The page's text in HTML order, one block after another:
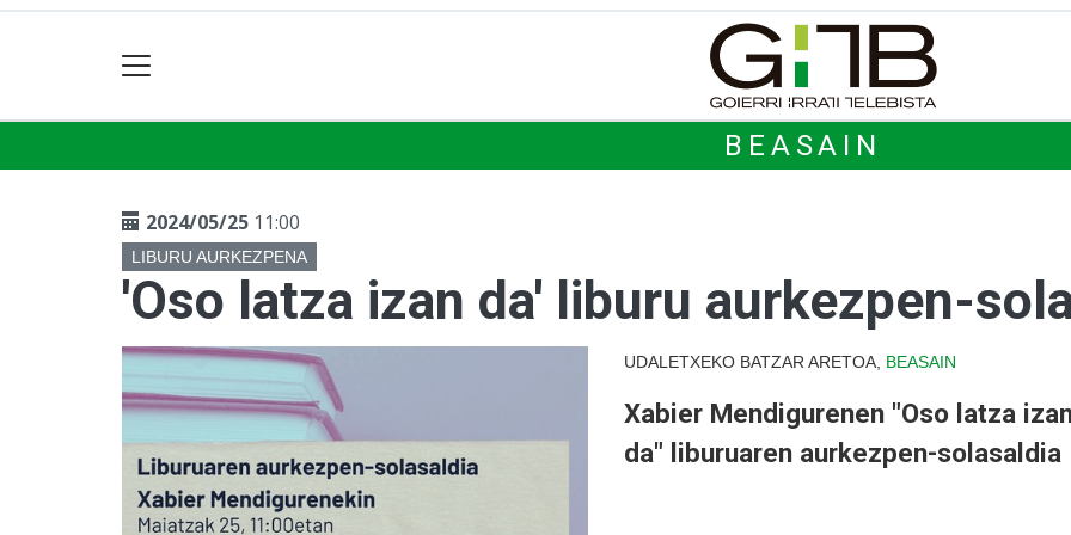
BEASAIN
2024/05/25 11:00
LIBURU AURKEZPENA
'Oso latza izan da' liburu aurkezpen-
UDALETXEKO BATZAR ARETOA, BEASAIN
Xabier Mendigurenen "Oso latza
da" liburuaren aurkezpen-solasaldia